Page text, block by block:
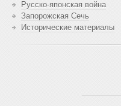
Русско-японская война
Запорожская Сечь
Исторические материалы